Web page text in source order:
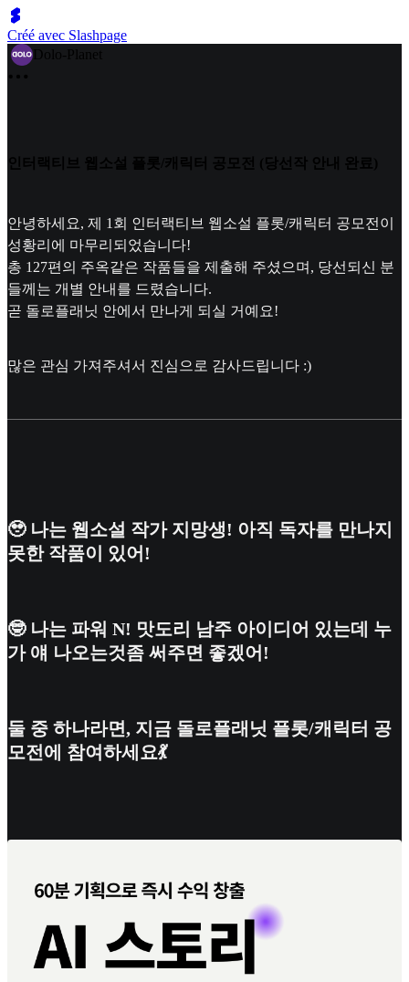
Créé avec Slashpage
Dolo-Planet
인터랙티브 웹소설 플롯/캐릭터 공모전 (당선작 안내 완료)
안녕하세요, 제 1회 인터랙티브 웹소설 플롯/캐릭터 공모전이
성황리에 마무리되었습니다!
총 127편의 주옥같은 작품들을 제출해 주셨으며, 당선되신 분
들께는 개별 안내를 드렸습니다.
곧 돌로플래닛 안에서 만나게 되실 거예요!
많은 관심 가져주셔서 진심으로 감사드립니다 :)
🥹 나는 웹소설 작가 지망생! 아직 독자를 만나지
못한 작품이 있어!
🤓 나는 파워 N! 맛도리 남주 아이디어 있는데 누
가 얘 나오는것좀 써주면 좋겠어!
둘 중 하나라면, 지금 돌로플래닛 플롯/캐릭터 공
모전에 참여하세요💃